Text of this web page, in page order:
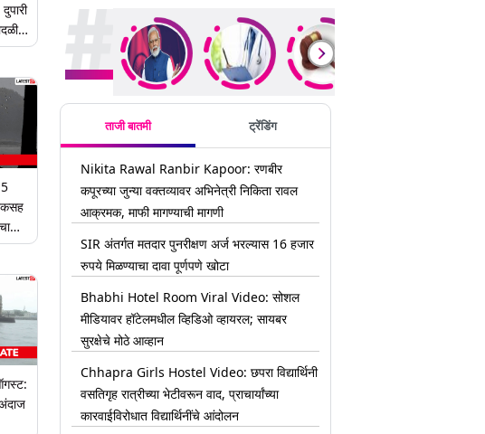
5
ताजी बातमी ट्रेंडिंग
Nikita Rawal Ranbir Kapoor: रणबीर
कपूरच्या जुन्या वक्तव्यावर अभिनेत्री निकिता रावल
आक्रमक, माफी मागण्याची मागणी
SIR अंतर्गत मतदार पुनरीक्षण अर्ज भरल्यास 16 हजार
रुपये मिळण्याचा दावा पूर्णपणे खोटा
Bhabhi Hotel Room Viral Video: सोशल
मीडियावर हॉटेलमधील व्हिडिओ व्हायरल; सायबर
सुरक्षेचे मोठे आव्हान
Chhapra Girls Hostel Video: छपरा विद्यार्थिनी
वसतिगृह रात्रीच्या भेटीवरून वाद, प्राचार्यांच्या
कारवाईविरोधात विद्यार्थिनींचे आंदोलन